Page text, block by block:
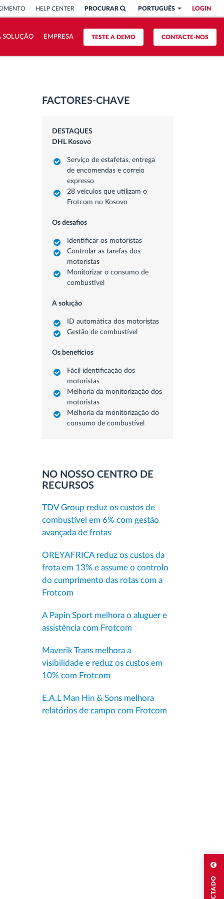
LOGIN
PORTUGUÊS
PROCURAR
HELP CENTER
CONTACTE-NOS
TESTE A DEMO
SOLUÇÃO EMPRESA
FACTORES-CHAVE
DESTAQUES
DHL Kosovo
Serviço de estafetas, entrega
de encomendas e correio
expresso
28 veículos que utilizam o
Frotcom no Kosovo
Os desafios
Identificar os motoristas
Controlar as tarefas dos
motoristas
Monitorizar o consumo de
combustível
A solução
ID automática dos motoristas
Gestão de combustível
Os benefícios
Fácil identificação dos
motoristas
Melhoria da monitorização dos
motoristas
Melhoria da monitorização do
consumo de combustível
NO NOSSO CENTRO DE
RECURSOS
TDV Group reduz os custos de
combustível em 6% com gestão
avançada de frotas
OREYAFRICA reduz os custos da
frota em 13% e assume o controlo
do cumprimento das rotas com a
Frotcom
A Papin Sport melhora o aluguer e
assistência com Frotcom
Maverik Trans melhora a
visibilidade e reduz os custos em
10% com Frotcom
E.A.L Man Hin & Sons melhora
relatórios de campo com Frotcom